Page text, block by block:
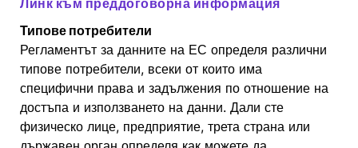
Линк към преддоговорна информация
Типове потребители
Регламентът за данните на ЕС определя различни
типове потребители, всеки от които има
специфични права и задължения по отношение на
достъпа и използването на данни. Дали сте
физическо лице, предприятие, трета страна или